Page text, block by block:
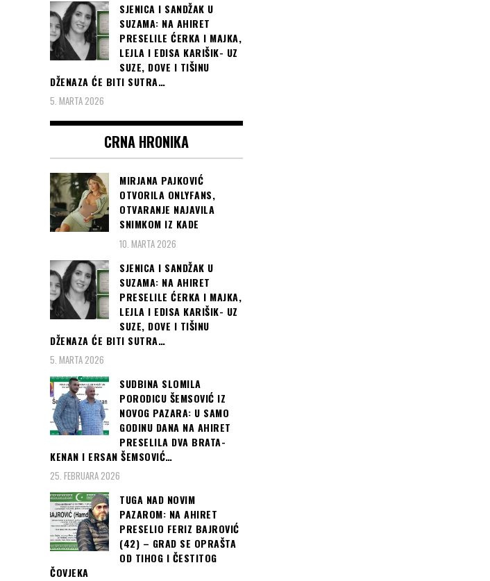
SJENICA I SANDŽAK U
SUZAMA: NA AHIRET
PRESELILE ĆERKA I MAJKA,
LEJLA I EDISA KARIŠIK- UZ
SUZE, DOVE I TIŠINU
DŽENAZA ĆE BITI SUTRA…
5. MARTA 2026
CRNA HRONIKA
MIRJANA PAJKOVIĆ
OTVORILA ONLYFANS,
OTVARANJE NAJAVILA
SNIMKOM IZ KADE
10. MARTA 2026
SJENICA I SANDŽAK U
SUZAMA: NA AHIRET
PRESELILE ĆERKA I MAJKA,
LEJLA I EDISA KARIŠIK- UZ
SUZE, DOVE I TIŠINU
DŽENAZA ĆE BITI SUTRA…
5. MARTA 2026
SUDBINA SLOMILA
PORODICU ŠEMSOVIĆ IZ
NOVOG PAZARA: U SAMO
GODINU DANA NA AHIRET
PRESELILA DVA BRATA-
KENAN I ERSAN ŠEMSOVIĆ…
25. FEBRUARA 2026
TUGA NAD NOVIM
PAZAROM: NA AHIRET
PRESELIO FERIZ BAJROVIĆ
(42) – GRAD SE OPRAŠTA
OD TIHOG I ČESTITOG
ČOVJEKA